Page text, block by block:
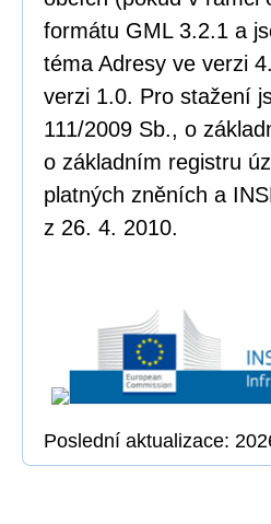
formátu GML 3.2.1 a
téma Adresy ve verzi
verzi 1.0. Pro stažení
111/2009 Sb., o
o základním registru
platných zněních a
z 26. 4. 2010.
Poslední aktualizace: